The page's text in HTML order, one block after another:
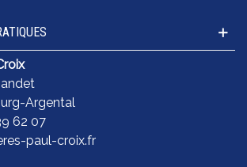
Argental
62 07
paul-croix.fr